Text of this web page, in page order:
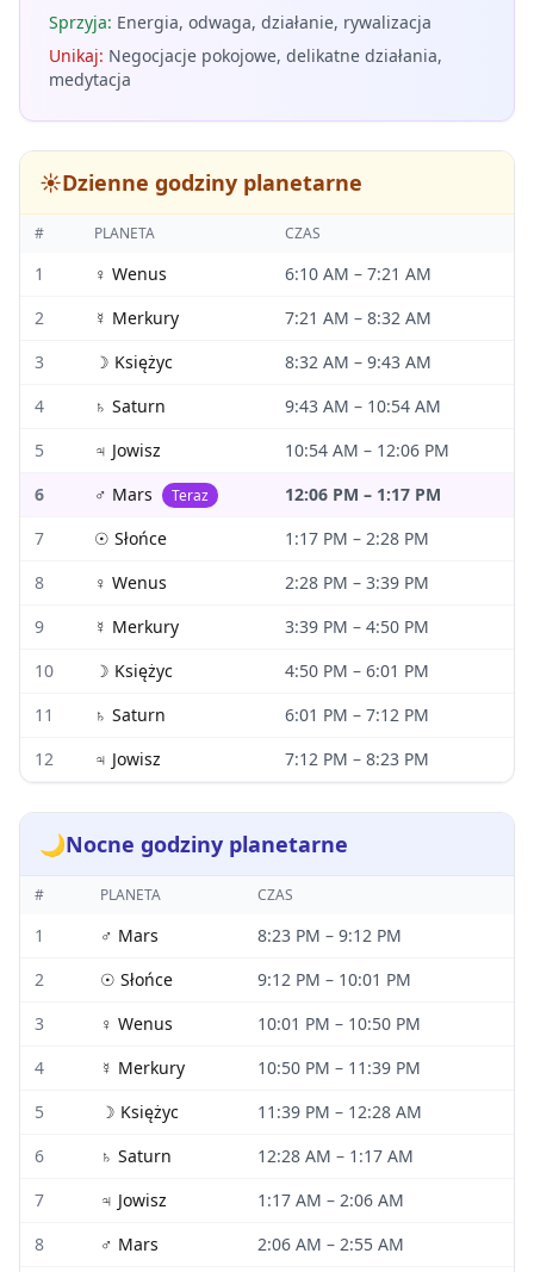
Sprzyja: Energia, odwaga, działanie, rywalizacja
Unikaj: Negocjacje pokojowe, delikatne działania,
medytacja
☀️Dzienne godziny planetarne
# PLANETA CZAS
1 ♀ Wenus 6:10 AM – 7:21 AM
2
☿ Merkury 7:21 AM – 8:32 AM
3
☽ Księżyc 8:32 AM – 9:43 AM
4
♄ Saturn 9:43 AM – 10:54 AM
5
♃ Jowisz 10:54 AM – 12:06 PM
6
♂ Mars Teraz 12:06 PM – 1:17 PM
7
☉ Słońce 1:17 PM – 2:28 PM
8
♀ Wenus 2:28 PM – 3:39 PM
9
☿ Merkury 3:39 PM – 4:50 PM
10
☽ Księżyc 4:50 PM – 6:01 PM
11
♄ Saturn 6:01 PM – 7:12 PM
12
♃ Jowisz 7:12 PM – 8:23 PM
🌙Nocne godziny planetarne
# PLANETA CZAS
1 ♂ Mars 8:23 PM – 9:12 PM
2
☉ Słońce 9:12 PM – 10:01 PM
3
♀ Wenus 10:01 PM – 10:50 PM
4
☿ Merkury 10:50 PM – 11:39 PM
5
☽ Księżyc 11:39 PM – 12:28 AM
6
♄ Saturn 12:28 AM – 1:17 AM
7
♃ Jowisz 1:17 AM – 2:06 AM
8
♂ Mars 2:06 AM – 2:55 AM